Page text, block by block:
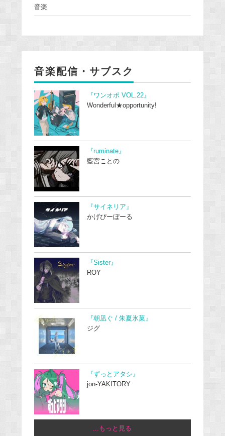
音楽
音楽配信・サブスク
『ワンオポ VOL.22』
Wonderful★opportunity!
『ruminate』
藍宮ことの
『サイネリア』
かげぴーぼーる
『Sister』
ROY
『朝凪ぐ / 朱夏氷菓』
ジグ
『ずっとアタシ』
jon-YAKITORY
...もっと見る